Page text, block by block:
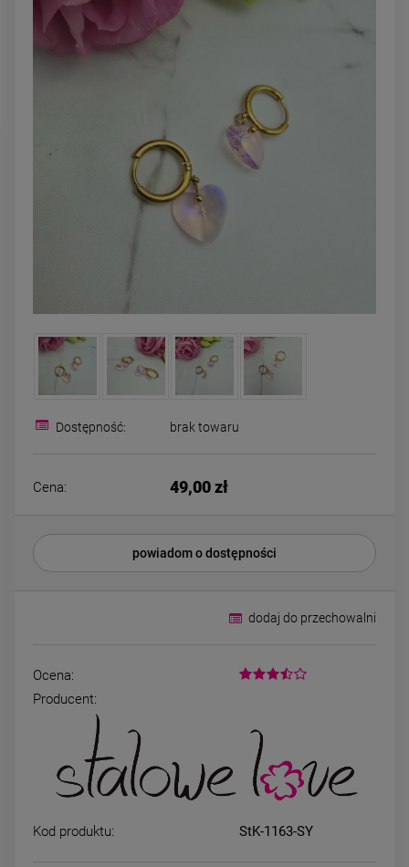
Bransoletka srebrna STAL
CHIRURGICZNA
Dostępność: brak towaru
Cena: 49,00 zł
powiadom o dostępności
dodaj do przechowalni
Ocena:
Producent:
Kod produktu: StK-1163-SY